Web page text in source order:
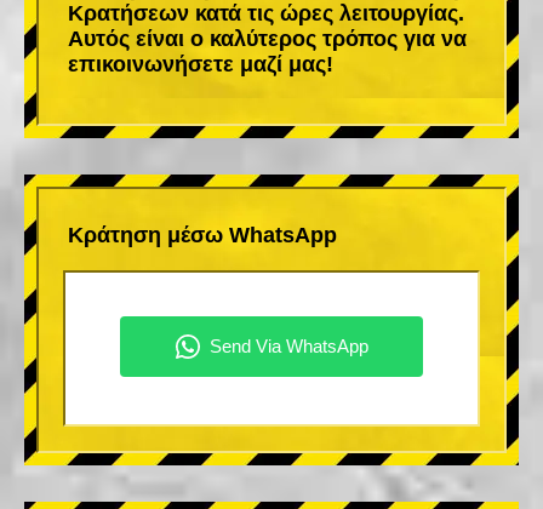
Κρατήσεων κατά τις ώρες λειτουργίας.
Αυτός είναι ο καλύτερος τρόπος για να
επικοινωνήσετε μαζί μας!
Κράτηση μέσω WhatsApp